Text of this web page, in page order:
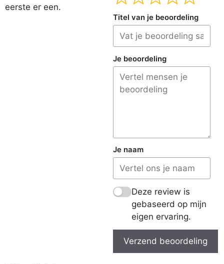
eerste er een.
Titel van je beoordeling
Je beoordeling
Je naam
Deze review is
gebaseerd op mijn
eigen ervaring.
Verzend beoordeling